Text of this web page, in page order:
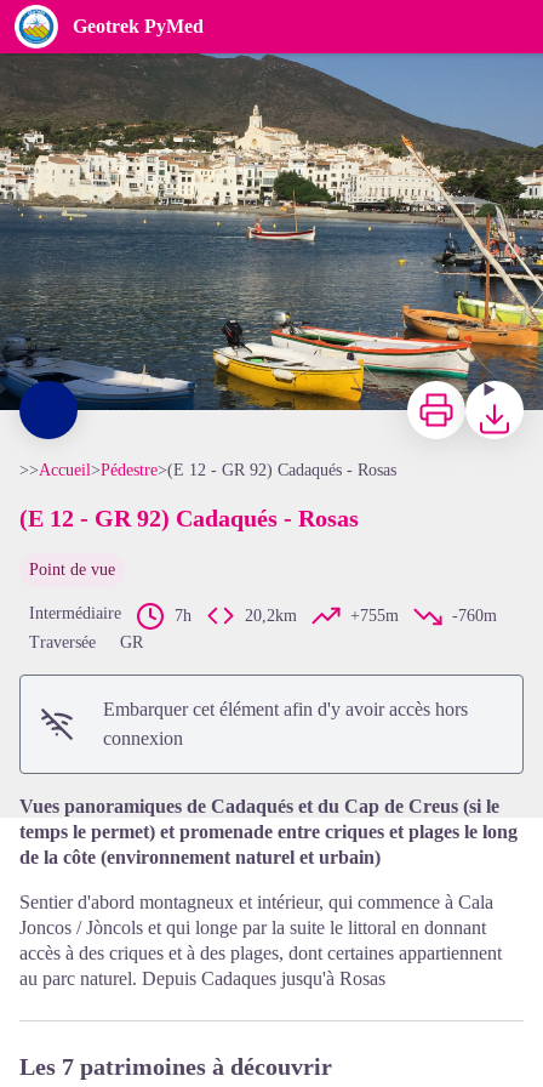
Geotrek PyMed
(E 12 - GR 92) Cadaqués - Rosas
Voir l'image en plein écran
Imprimer
>>Accueil>Pédestre>(E 12 - GR 92) Cadaqués - Rosas
(E 12 - GR 92) Cadaqués - Rosas
Point de vue
Intermédiaire 7h 20,2km +755m
-760m
Traversée
GR
Embarquer cet élément afin d'y avoir accès hors
connexion
Vues panoramiques de Cadaqués et du Cap de Creus (si le
temps le permet) et promenade entre criques et plages le long
de la côte (environnement naturel et urbain)
Sentier d'abord montagneux et intérieur, qui commence à Cala
Joncos / Jòncols et qui longe par la suite le littoral en donnant
accès à des criques et à des plages, dont certaines appartiennent
au parc naturel. Depuis Cadaques jusqu'à Rosas
Les 7 patrimoines à découvrir